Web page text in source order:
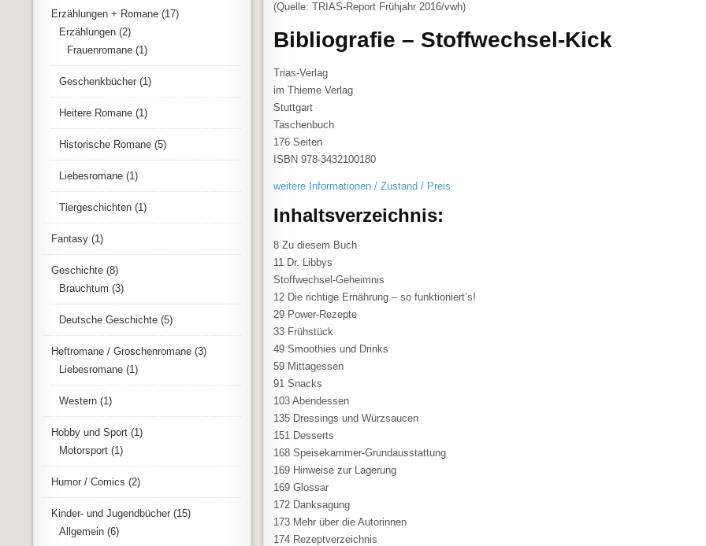
(Quelle: TRIAS-Report Frühjahr 2016/vwh)
Bibliografie – Stoffwechsel-Kick
Trias-Verlag
im Thieme Verlag
Stuttgart
Taschenbuch
176 Seiten
ISBN 978-3432100180
weitere Informationen / Zustand / Preis
Inhaltsverzeichnis:
8 Zu diesem Buch
11 Dr. Libbys
Stoffwechsel-Geheimnis
12 Die richtige Ernährung – so funktioniert’s!
29 Power-Rezepte
33 Frühstück
49 Smoothies und Drinks
59 Mittagessen
91 Snacks
103 Abendessen
135 Dressings und Würzsaucen
151 Desserts
168 Speisekammer-Grundausstattung
169 Hinweise zur Lagerung
169 Glossar
172 Danksagung
173 Mehr über die Autorinnen
174 Rezeptverzeichnis
Erzählungen + Romane (17)
Erzählungen (2)
Frauenromane (1)
Geschenkbücher (1)
Heitere Romane (1)
Historische Romane (5)
Liebesromane (1)
Tiergeschichten (1)
Fantasy (1)
Geschichte (8)
Brauchtum (3)
Deutsche Geschichte (5)
Heftromane / Groschenromane (3)
Liebesromane (1)
Western (1)
Hobby und Sport (1)
Motorsport (1)
Humor / Comics (2)
Kinder- und Jugendbücher (15)
Allgemein (6)